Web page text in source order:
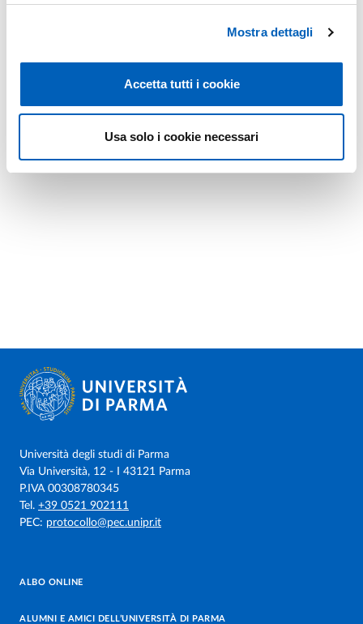
Mostra dettagli
Accetta tutti i cookie
Usa solo i cookie necessari
Università degli studi di Parma
Via Università, 12 - I 43121 Parma
P.IVA 00308780345
Tel. +39 0521 902111
PEC: protocollo@pec.unipr.it
ALBO ONLINE
ALUMNI E AMICI DELL’UNIVERSITÀ DI PARMA